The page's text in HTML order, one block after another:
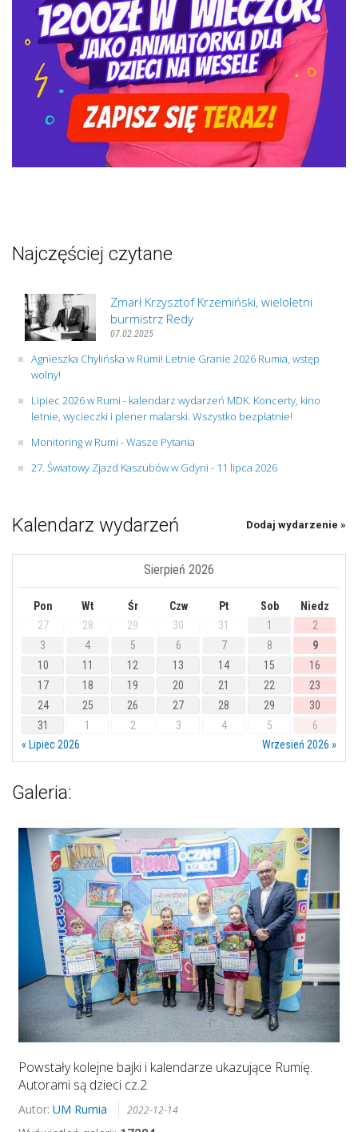
Najczęściej czytane
Zmarł Krzysztof Krzemiński, wieloletni
burmistrz Redy
07.02.2025
Agnieszka Chylińska w Rumi! Letnie Granie 2026 Rumia, wstęp
wolny!
Lipiec 2026 w Rumi - kalendarz wydarzeń MDK. Koncerty, kino
letnie, wycieczki i plener malarski. Wszystko bezpłatnie!
Monitoring w Rumi - Wasze Pytania
27. Światowy Zjazd Kaszubów w Gdyni - 11 lipca 2026
Kalendarz wydarzeń Dodaj wydarzenie »
Sierpień 2026
Pon Wt Śr Czw Pt Sob
Niedz
27
28 29 30 31 1
2
3
4 5 6 7 8
9
10
11 12 13 14 15
16
17
18 19 20 21 22
23
24
25 26 27 28 29
30
31
1 2 3 4 5
6
« Lipiec 2026
Wrzesień 2026 »
Galeria:
Powstały kolejne bajki i kalendarze ukazujące Rumię.
Autorami są dzieci cz.2
Autor: UM Rumia 2022-12-14